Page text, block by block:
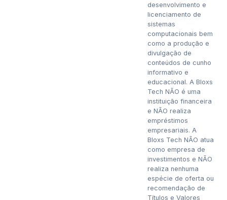
desenvolvimento e
licenciamento de
sistemas
computacionais bem
como a produção e
divulgação de
conteúdos de cunho
informativo e
educacional. A Bloxs
Tech NÃO é uma
instituição financeira
e NÃO realiza
empréstimos
empresariais. A
Bloxs Tech NÃO atua
como empresa de
investimentos e NÃO
realiza nenhuma
espécie de oferta ou
recomendação de
Títulos e Valores